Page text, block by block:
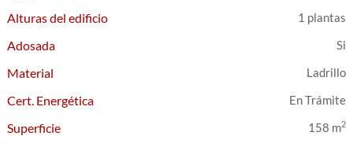
Alturas del edificio 1 plantas
Adosada
Material
Ladrillo
Cert. Energética En Trámite
Superficie 158 m2